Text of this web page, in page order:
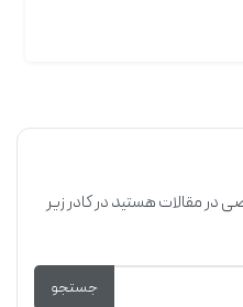
در مقالات هستید در کادر زیر
جستجو